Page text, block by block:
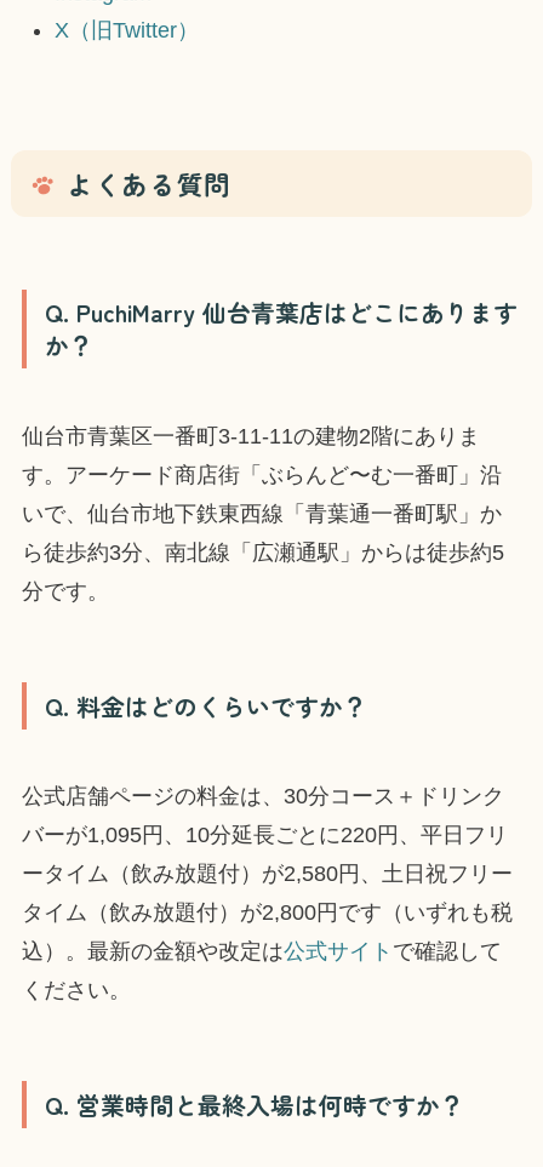
X（旧Twitter）
よくある質問
Q. PuchiMarry 仙台青葉店はどこにあります
か？
仙台市青葉区一番町3-11-11の建物2階にありま
す。アーケード商店街「ぶらんど〜む一番町」沿
いで、仙台市地下鉄東西線「青葉通一番町駅」か
ら徒歩約3分、南北線「広瀬通駅」からは徒歩約5
分です。
Q. 料金はどのくらいですか？
公式店舗ページの料金は、30分コース＋ドリンク
バーが1,095円、10分延長ごとに220円、平日フリ
ータイム（飲み放題付）が2,580円、土日祝フリー
タイム（飲み放題付）が2,800円です（いずれも税
込）。最新の金額や改定は公式サイト で確認して
ください。
Q. 営業時間と最終入場は何時ですか？